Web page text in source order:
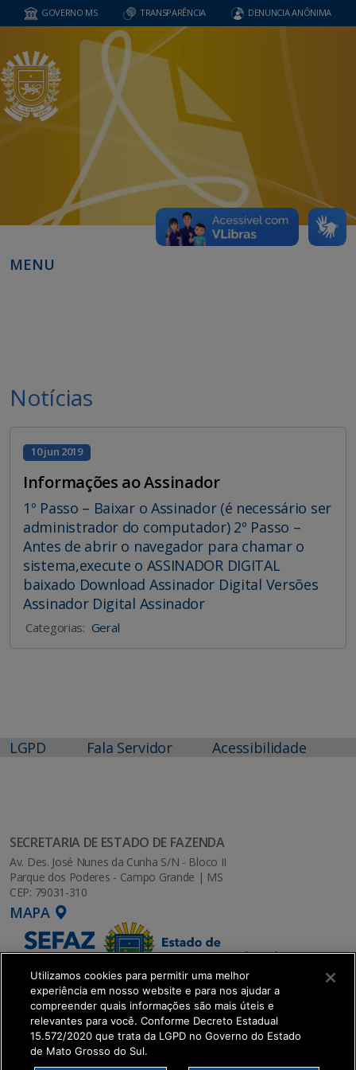
GOVERNO MS TRANSPARÊNCIA DENUNCIA ANÔNIMA
MENU
Notícias
10 jun 2019
Informações ao Assinador
1º Passo – Baixar o Assinador (é necessário ser
administrador do computador) 2º Passo –
Antes de abrir o navegador para chamar o
sistema,execute o ASSINADOR DIGITAL
baixado Download Assinador Digital Versões
Assinador Digital Assinador
Categorias: Geral
LGPD Fala Servidor Acessibilidade
SECRETARIA DE ESTADO DE FAZENDA
Av. Des. José Nunes da Cunha S/N - Bloco II
Parque dos Poderes - Campo Grande | MS
CEP: 79031-310
MAPA
Utilizamos cookies para permitir uma melhor
experiência em nosso website e para nos ajudar a
compreender quais informações são mais úteis e
relevantes para você. Conforme Decreto Estadual
15.572/2020 que trata da LGPD no Governo do Estado
de Mato Grosso do Sul.